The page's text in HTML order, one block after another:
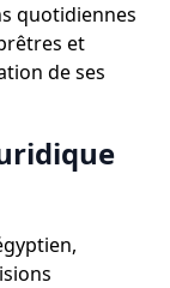
quotidiennes
et
de ses